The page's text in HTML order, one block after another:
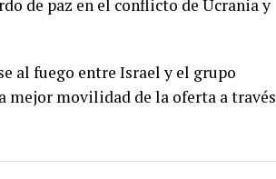
de paz en el conflicto de Ucrania y
al fuego entre Israel y el grupo
mejor movilidad de la oferta a través